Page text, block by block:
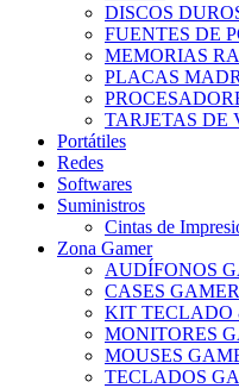
DISCOS
FUENTES DE
MEMORIAS
PLACAS
TARJETAS DE
Portátiles
Redes
Softwares
Suministros
Cintas de
Zona Gamer
AUDÍFONOS
CASES GAMER
KIT TECLADO
MONITORES
MOUSES
TECLADOS